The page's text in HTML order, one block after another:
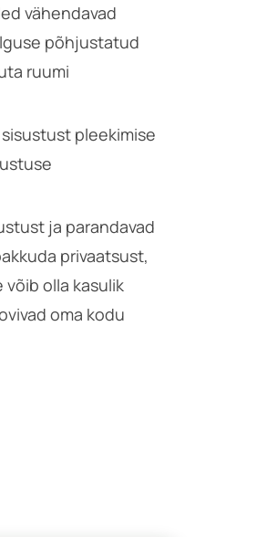
vähendavad
põhjustatud
ruumi
pleekimise
ja parandavad
privaatsust,
olla kasulik
oma kodu